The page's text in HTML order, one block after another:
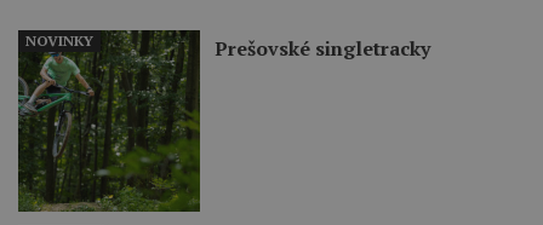
Prešovské singletracky
NOVINKY